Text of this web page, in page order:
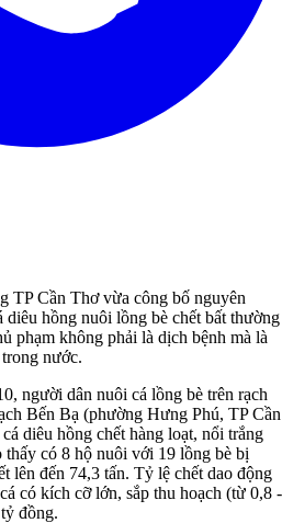
TP Cần Thơ vừa công bố nguyên
diêu hồng nuôi lồng bè chết bất thường
phạm không phải là dịch bệnh mà là
nước.
người dân nuôi cá lồng bè trên rạch
Bến Bạ (phường Hưng Phú, TP Cần
diêu hồng chết hàng loạt, nổi trắng
có 8 hộ nuôi với 19 lồng bè bị
lên đến 74,3 tấn. Tỷ lệ chết dao động
có kích cỡ lớn, sắp thu hoạch (từ 0,8 -
đồng.